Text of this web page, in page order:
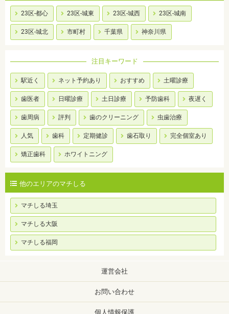
23区-都心 23区-城東 23区-城西 23区-城南
23区-城北 市町村 千葉県 神奈川県
注目キーワード
駅近く ネット予約あり おすすめ 土曜診療
歯医者 日曜診療 土日診療 予防歯科 夜遅く
歯周病 評判 歯のクリーニング 虫歯治療
人気 歯科 定期健診 歯石取り 完全個室あり
矯正歯科 ホワイトニング
他のエリアのマチしる
マチしる埼玉
マチしる大阪
マチしる福岡
運営会社
お問い合わせ
個人情報保護